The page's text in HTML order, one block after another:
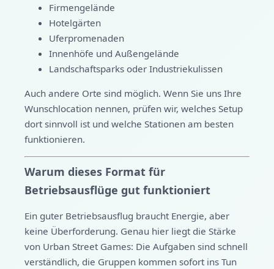
Firmengelände
Hotelgärten
Uferpromenaden
Innenhöfe und Außengelände
Landschaftsparks oder Industriekulissen
Auch andere Orte sind möglich. Wenn Sie uns Ihre
Wunschlocation nennen, prüfen wir, welches Setup
dort sinnvoll ist und welche Stationen am besten
funktionieren.
Warum dieses Format für
Betriebsausflüge gut funktioniert
Ein guter Betriebsausflug braucht Energie, aber
keine Überforderung. Genau hier liegt die Stärke
von Urban Street Games: Die Aufgaben sind schnell
verständlich, die Gruppen kommen sofort ins Tun